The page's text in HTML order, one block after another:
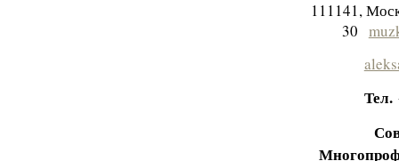
111141,
30
Тел.